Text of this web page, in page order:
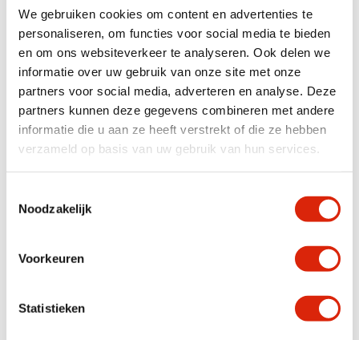
We gebruiken cookies om content en advertenties te
personaliseren, om functies voor social media te bieden
en om ons websiteverkeer te analyseren. Ook delen we
informatie over uw gebruik van onze site met onze
partners voor social media, adverteren en analyse. Deze
partners kunnen deze gegevens combineren met andere
informatie die u aan ze heeft verstrekt of die ze hebben
verzameld op basis van uw gebruik van hun services.
Noodzakelijk
Voorkeuren
Statistieken
bij de voordeur.
– Uniek handgemaakt stuk
– Stoer en decoratief
Afmetingen:50x50x82 cm
Een krachtig beeld dat direct de aandacht trekt!
Specificaties